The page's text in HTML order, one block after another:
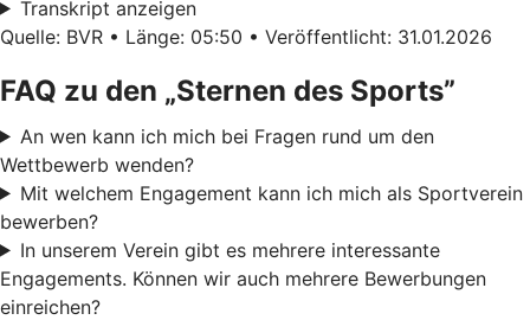
Transkript anzeigen
Quelle: BVR • Länge: 05:50 • Veröffentlicht: 31.01.2026
FAQ zu den „Sternen des Sports”
An wen kann ich mich bei Fragen rund um den
Wettbewerb wenden?
Mit welchem Engagement kann ich mich als Sportverein
bewerben?
In unserem Verein gibt es mehrere interessante
Engagements. Können wir auch mehrere Bewerbungen
einreichen?